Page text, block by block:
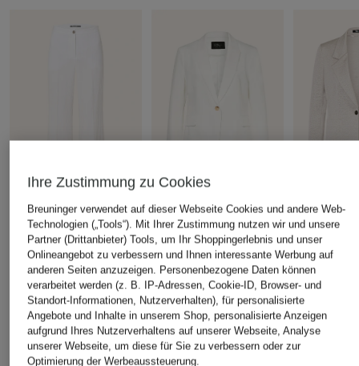
+Aktionsrabatt
MARC AUREL
Culotte
89,99 €
Bestpreis:76,49 €
Ursprünglich: 169,95 €
+Aktionsrabatt
s.Oliver BLACK LABEL
Blazer
99,99 €
Bestpreis:84,99 €
Ursprünglich:149,99 €
+Aktionsrabatt
MARC
Blazer mit
119,99 €
Bestpreis:
Ursprünglich:
Ihre Zustimmung zu Cookies
Breuninger verwendet auf dieser Webseite Cookies und andere Web-
Technologien („Tools“). Mit Ihrer Zustimmung nutzen wir und unsere
Partner (Drittanbieter) Tools, um Ihr Shoppingerlebnis und unser
Onlineangebot zu verbessern und Ihnen interessante Werbung auf
anderen Seiten anzuzeigen. Personenbezogene Daten können
verarbeitet werden (z. B. IP-Adressen, Cookie-ID, Browser- und
Standort-Informationen, Nutzerverhalten), für personalisierte
Angebote und Inhalte in unserem Shop, personalisierte Anzeigen
aufgrund Ihres Nutzerverhaltens auf unserer Webseite, Analyse
unserer Webseite, um diese für Sie zu verbessern oder zur
Optimierung der Werbeaussteuerung.